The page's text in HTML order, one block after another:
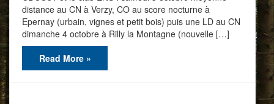
distance au CN à Verzy, CO au score nocturne à
Epernay (urbain, vignes et petit bois) puis une LD au CN
dimanche 4 octobre à Rilly la Montagne (nouvelle […]
Read More »